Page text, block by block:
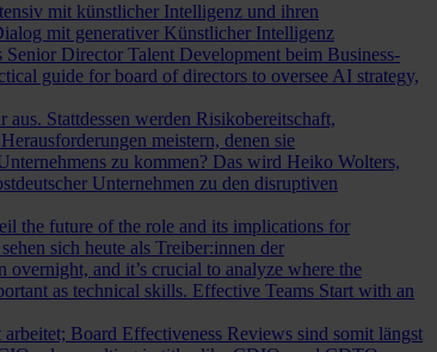
mit künstlicher Intelligenz und ihren
mit generativer Künstlicher Intelligenz
Senior Director Talent Development beim Business-
guide for board of directors to oversee AI strategy,
Stattdessen werden Risikobereitschaft,
meistern, denen sie
zu kommen? Das wird Heiko Wolters,
Unternehmen zu den disruptiven
the future of the role and its implications for
sich heute als Treiber:innen der
overnight, and it’s crucial to analyze where the
as technical skills. Effective Teams Start with an
Board Effectiveness Reviews sind somit längst